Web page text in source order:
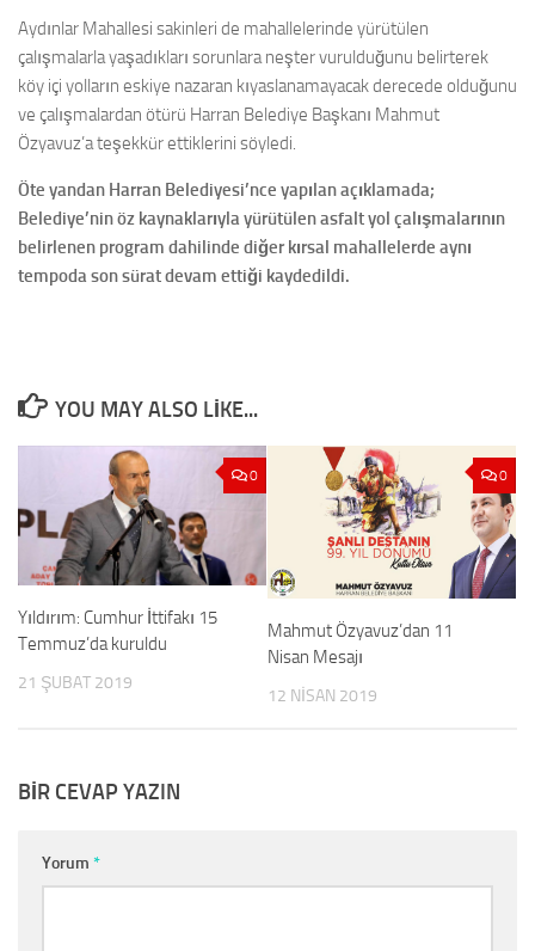
Aydınlar Mahallesi sakinleri de mahallelerinde yürütülen
çalışmalarla yaşadıkları sorunlara neşter vurulduğunu belirterek
köy içi yolların eskiye nazaran kıyaslanamayacak derecede olduğunu
ve çalışmalardan ötürü Harran Belediye Başkanı Mahmut
Özyavuz’a teşekkür ettiklerini söyledi.
Öte yandan Harran Belediyesi’nce yapılan açıklamada;
Belediye’nin öz kaynaklarıyla yürütülen asfalt yol çalışmalarının
belirlenen program dahilinde diğer kırsal mahallelerde aynı
tempoda son sürat devam ettiği kaydedildi.
YOU MAY ALSO LIKE...
0
Yıldırım: Cumhur İttifakı 15
Temmuz’da kuruldu
21 ŞUBAT 2019
0
Mahmut Özyavuz’dan 11
Nisan Mesajı
12 NISAN 2019
BIR CEVAP YAZIN
Yorum *